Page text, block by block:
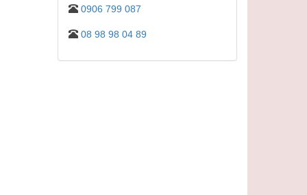
0906 799 087
08 98 98 04 89